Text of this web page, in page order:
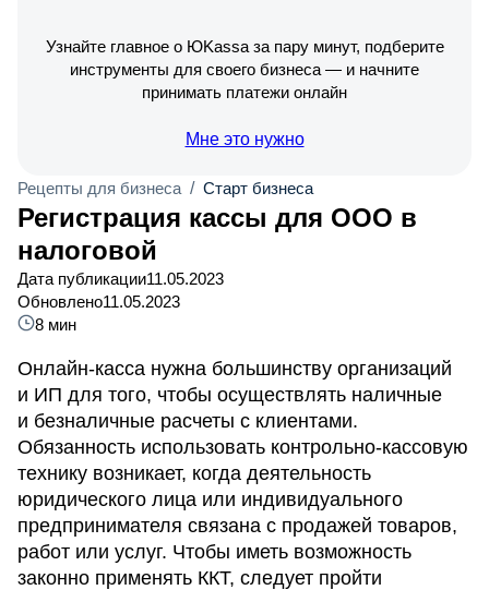
Узнайте главное о ЮKassa за пару минут, подберите
инструменты для своего бизнеса — и начните
принимать платежи онлайн
Мне это нужно
Рецепты для бизнеса / Старт бизнеса
Регистрация кассы для ООО в
налоговой
Дата публикации11.05.2023
Обновлено11.05.2023
8 мин
Онлайн-касса нужна большинству организаций
и ИП для того, чтобы осуществлять наличные
и безналичные расчеты с клиентами.
Обязанность использовать контрольно-кассовую
технику возникает, когда деятельность
юридического лица или индивидуального
предпринимателя связана с продажей товаров,
работ или услуг. Чтобы иметь возможность
законно применять ККТ, следует пройти